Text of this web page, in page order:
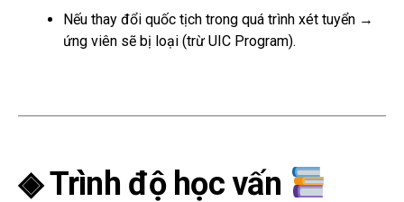
Nếu thay đổi quốc tịch trong quá trình xét tuyển →
ứng viên sẽ bị loại (trừ UIC Program).
◈ Trình độ học vấn